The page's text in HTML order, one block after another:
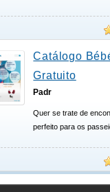
Catálogo
Gratuito
Padr
Quer se trate de
perfeito para os